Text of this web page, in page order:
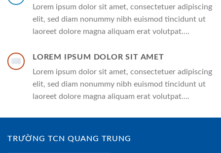
Lorem ipsum dolor sit amet, consectetuer adipiscing
elit, sed diam nonummy nibh euismod tincidunt ut
laoreet dolore magna aliquam erat volutpat….
LOREM IPSUM DOLOR SIT AMET
Lorem ipsum dolor sit amet, consectetuer adipiscing
elit, sed diam nonummy nibh euismod tincidunt ut
laoreet dolore magna aliquam erat volutpat….
TRƯỜNG TCN QUANG TRUNG